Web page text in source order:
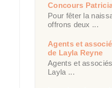
Concours
Pour fêter la
offrons deux ...
Agents et
de Layla Reyne
Agents et
Layla ...